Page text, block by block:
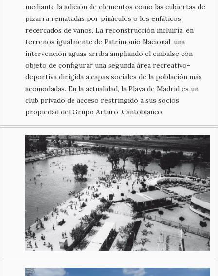
mediante la adición de elementos como las cubiertas de
pizarra rematadas por pináculos o los enfáticos
recercados de vanos. La reconstrucción incluiría, en
terrenos igualmente de Patrimonio Nacional, una
intervención aguas arriba ampliando el embalse con
objeto de configurar una segunda área recreativo-
deportiva dirigida a capas sociales de la población más
acomodadas. En la actualidad, la Playa de Madrid es un
club privado de acceso restringido a sus socios
propiedad del Grupo Arturo-Cantoblanco.